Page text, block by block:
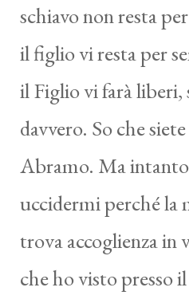
schiavo non resta
il figlio vi resta per
il Figlio vi farà liberi,
davvero. So che
Abramo. Ma
uccidermi perché la
trova accoglienza in
che ho visto presso